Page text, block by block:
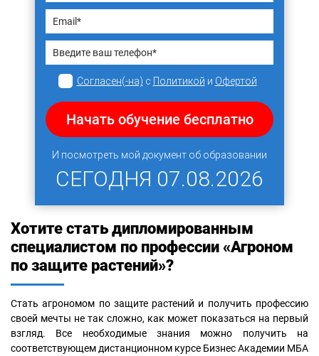
Согласен(-на) с Политикой и Офертой
Начать обучение бесплатно
И посмотреть мой документ об образовании
СЕГОДНЯ 07.08.2026
Хотите стать дипломированным
специалистом по профессии «Агроном
по защите растений»?
Стать агрономом по защите растений и получить профессию
своей мечты не так сложно, как может показаться на первый
взгляд. Все необходимые знания можно получить на
соответствующем дистанционном курсе Бизнес Академии МБА